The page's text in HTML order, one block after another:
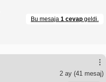
Bu mesaja 1 cevap geldi.
2 ay (41 mesaj)